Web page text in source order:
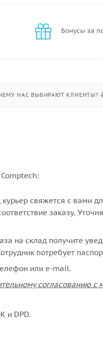
Бонусы за
НАС ВЫБИРАЮТ КЛИЕНТЫ?
свяжется с вами
заказу.
на склад получите
потребует
или e-mail.
согласованию с
и DPD.